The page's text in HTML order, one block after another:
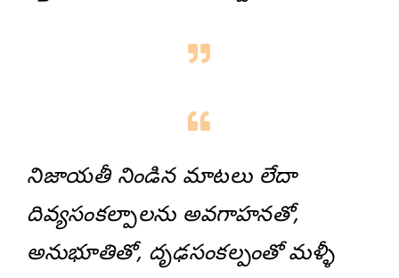
నిజాయతీ నిండిన మాటలు లేదా
దివ్యసంకల్పాలను అవగాహనతో,
అనుభూతితో, దృఢసంకల్పంతో మళ్ళీ